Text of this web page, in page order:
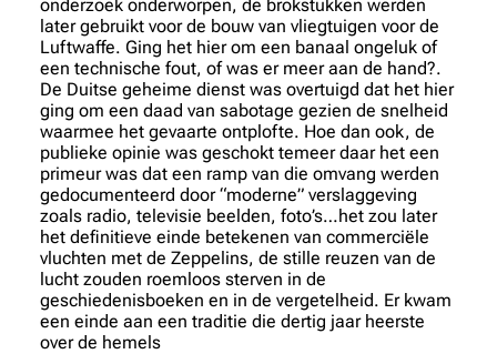
onderzoek onderworpen, de brokstukken werden
later gebruikt voor de bouw van vliegtuigen voor de
Luftwaffe. Ging het hier om een banaal ongeluk of
een technische fout, of was er meer aan de hand?.
De Duitse geheime dienst was overtuigd dat het hier
ging om een daad van sabotage gezien de snelheid
waarmee het gevaarte ontplofte. Hoe dan ook, de
publieke opinie was geschokt temeer daar het een
primeur was dat een ramp van die omvang werden
gedocumenteerd door “moderne” verslaggeving
zoals radio, televisie beelden, foto’s…het zou later
het definitieve einde betekenen van commerciële
vluchten met de Zeppelins, de stille reuzen van de
lucht zouden roemloos sterven in de
geschiedenisboeken en in de vergetelheid. Er kwam
een einde aan een traditie die dertig jaar heerste
over de hemels